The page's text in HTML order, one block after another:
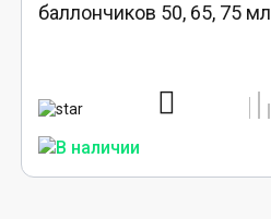
баллончиков 50, 65, 75 мл